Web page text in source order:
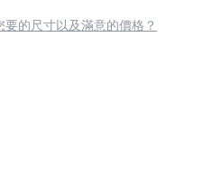
要的尺寸以及滿意的價格？